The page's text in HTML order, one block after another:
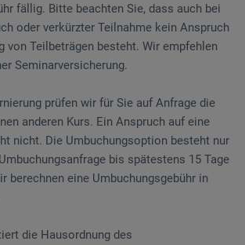
fällig. Bitte beachten Sie, dass auch bei
oder verkürzter Teilnahme kein Anspruch
von Teilbeträgen besteht. Wir empfehlen
Seminarversicherung.
prüfen wir für Sie auf Anfrage die
anderen Kurs. Ein Anspruch auf eine
nicht. Die Umbuchungsoption besteht nur
bis spätestens 15 Tage
berechnen eine Umbuchungsgebühr in
die Hausordnung des